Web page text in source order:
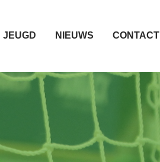
JEUGD NIEUWS CONTACT